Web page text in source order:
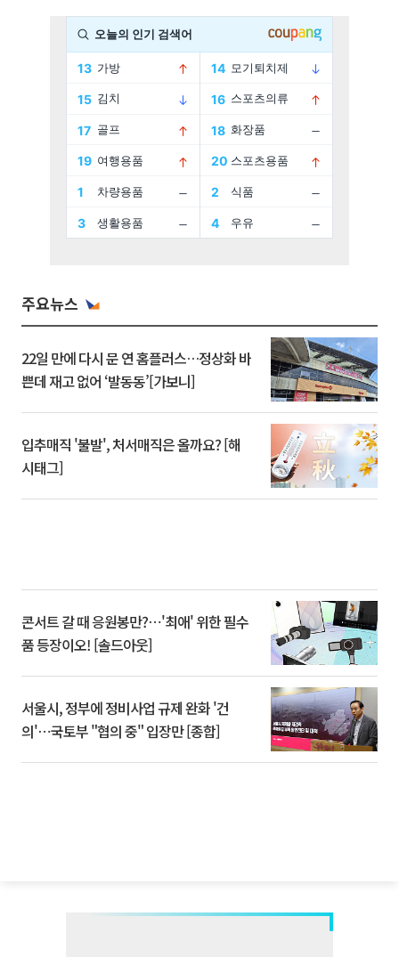
주요뉴스
22일 만에 다시 문 연 홈플러스…정상화 바
쁜데 재고 없어 ‘발동동’[가보니]
입추매직 '불발', 처서매직은 올까요? [해
시태그]
콘서트 갈 때 응원봉만?⋯'최애' 위한 필수
품 등장이오! [솔드아웃]
서울시, 정부에 정비사업 규제 완화 '건
의'⋯국토부 "협의 중" 입장만 [종합]